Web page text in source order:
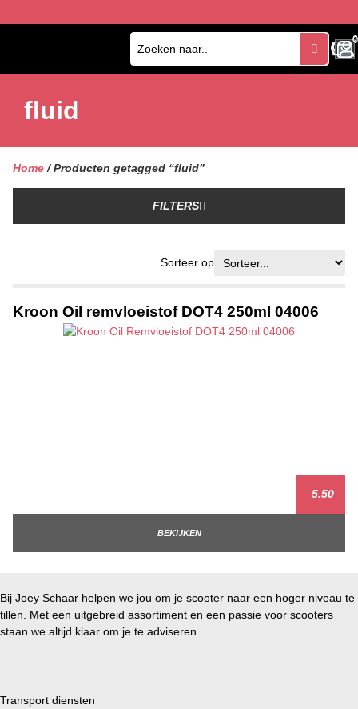
0
0
fluid
Home / Producten getagged “fluid”
FILTERS
Sorteer op
Kroon Oil remvloeistof DOT4 250ml 04006
5.50
BEKIJKEN
Bij Joey Schaar helpen we jou om je scooter naar een hoger niveau te
tillen. Met een uitgebreid assortiment en een passie voor scooters
staan we altijd klaar om je te adviseren.
Transport diensten